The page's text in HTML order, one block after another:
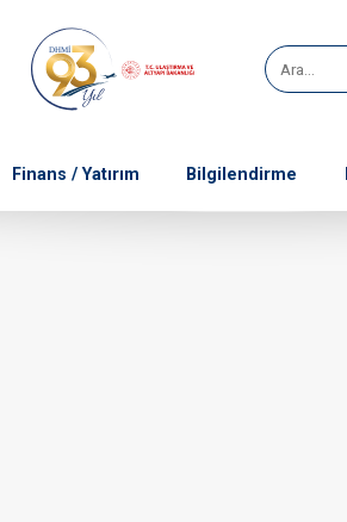
Finans / Yatırım Bilgilendirme